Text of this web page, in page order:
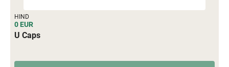
HIND
0 EUR
U Caps